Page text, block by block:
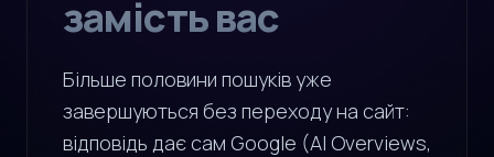
замість вас
Більше половини пошуків уже
завершуються без переходу на сайт:
відповідь дає сам Google (AI Overviews,